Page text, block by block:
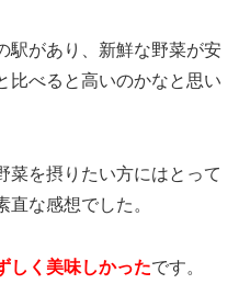
駅があり、新鮮な野菜が安
比べると高いのかなと思い
菜を摂りたい方にはとって
直な感想でした。
しく美味しかったです。